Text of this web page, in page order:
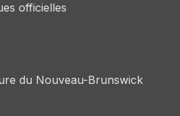
officielles
du Nouveau-Brunswick